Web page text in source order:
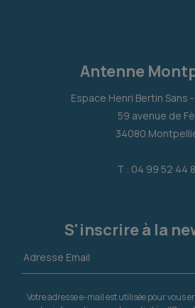
Antenne
Espace Henri Bertin Sans
59 avenue de
34080
T : 04 99 52 44
S'inscrire à la
Votre adresse e-mail est utilisée pour vous